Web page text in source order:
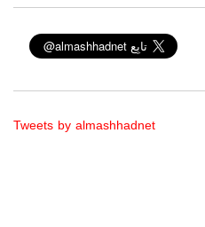
Tweets by almashhadnet